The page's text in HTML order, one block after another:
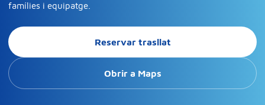
famílies i equipatge.
Reservar trasllat
Obrir a Maps